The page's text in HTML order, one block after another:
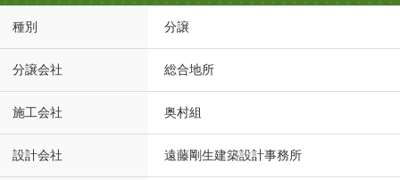
種別 分譲
分譲会社 総合地所
施工会社 奥村組
設計会社 遠藤剛生建築設計事務所